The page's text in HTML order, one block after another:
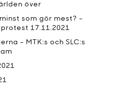
över
som gör mest? -
17.11.2021
- MTK:s och SLC:s